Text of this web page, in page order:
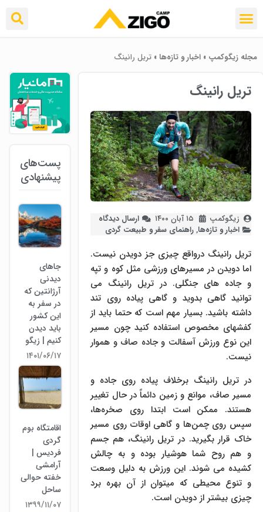
مجله زیگوکمپ » اخبار و تازه‌ها » تریل رانینگ
تریل رانینگ
زیگوکمپ ۱۵ آبان ۱۴۰۰
ارسال دیدگاه
اخبار و تازه‌ها,راهنمای سفر و طبیعت گردی
تریل رانینگ درواقع چیزی جز دویدن نیست.
اما دویدن در مسیرهای ورزشی مثل کوه و تپه
و جاده های جنگلی. در تریل رانینگ می
توانید گاهی بدوید و گاهی پیاده روی تند
داشته باشید. بسیار مهم است که حتما باید از
کفشهای مخصوص استفاده کنید چون مسیر
این نوع ورزش آسفالت و جاده صاف و هموار
نیست.
در تریل رانینگ برخلاف پیاده روی جاده و
مسیر صاف، موانع و زمین دائماً در حال تغییر
هستند. ممکن است ابتدا روی صخره‌ها،
سپس روی چمن‌ها و گاهی اوقات روی مسیر
خاک قرار بگیرید. در تریل رانینگ، هم جسم
و هم روح شما هوشیار بوده و به چالش
کشیده می شوند. این ورزش به دلیل وسعت
و تنوع محیطی که میتوان از آن بهره برد
چیزی بیشتر از دویدن است.
پست‌های
پیشنهادی
جاهای
دیدنی
آرژانتین که
در سفر به
این کشور
باید دیدن
کنیم | زیگو
۱۴۰۱/۰۶/۱۷
اقامتگاه بوم
گردی
فردیس |
آرامشی
خفته حوالی
ساحل
۱۳۹۹/۱۱/۰۷